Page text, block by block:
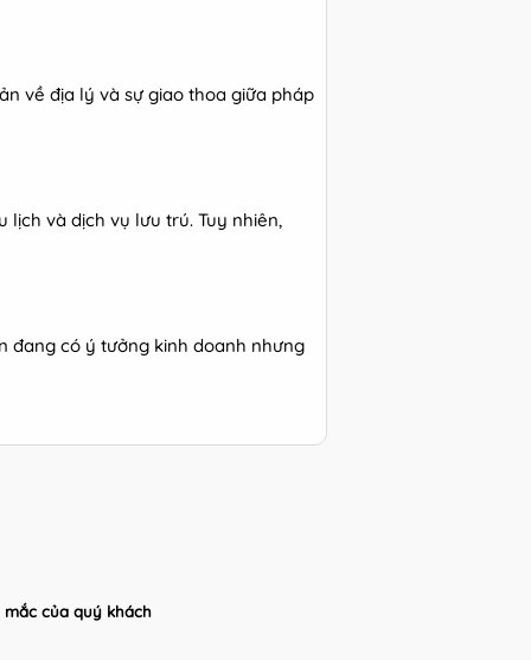
về địa lý và sự giao thoa giữa pháp
lịch và dịch vụ lưu trú. Tuy nhiên,
đang có ý tưởng kinh doanh nhưng
của quý khách